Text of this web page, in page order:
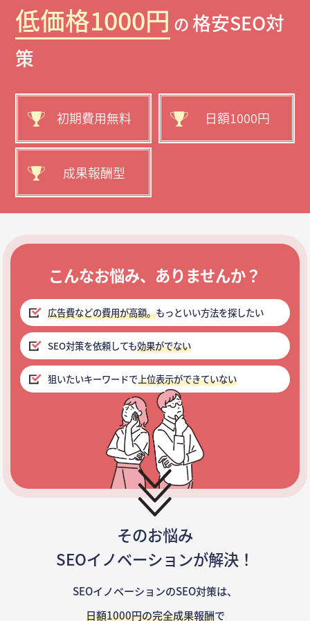
低価格1000円 の 格安SEO対
策
初期費用無料 日額1000円
成果報酬型
こんなお悩み、ありませんか？
広告費などの費用が高額。もっといい方法を探したい
SEO対策を依頼しても効果がでない
狙いたいキーワードで上位表示ができていない
そのお悩み
SEOイノベーションが解決！
SEOイノベーションのSEO対策は、
日額1000円の完全成果報酬で